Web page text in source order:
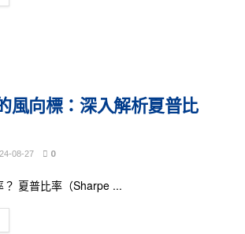
風向標：深入解析夏普比
08-27 0
夏普比率（Sharpe ...